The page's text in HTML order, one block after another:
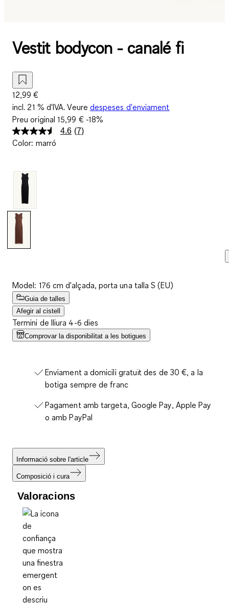
Vestit bodycon - canalé fi
12,99 €
incl. 21 % d'IVA. Veure despeses d'enviament
Preu original15,99 €-18%
4.6 Llegeix
(7)
Color: marró
Model: 176 cm d'alçada, porta una talla S (EU)
Guia de talles
Afegir al cistell
Termini de lliura 4-6 dies
Comprovar la disponibilitat a les botigues
Enviament a domicili gratuït des de 30 €, a la
botiga sempre de franc
Pagament amb targeta, Google Pay, Apple Pay
o amb PayPal
Informació sobre l'article
Composició i cura
Valoracions